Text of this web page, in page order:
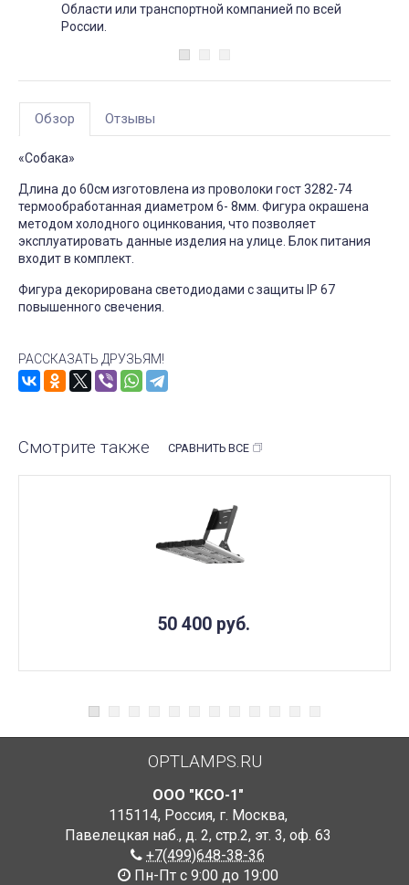
Области или транспортной компанией по всей
России.
Обзор Отзывы
«Собака»
Длина до 60см изготовлена из проволоки гост 3282-74
термообработанная диаметром 6- 8мм. Фигура окрашена
методом холодного оцинкования, что позволяет
эксплуатировать данные изделия на улице. Блок питания
входит в комплект.
Фигура декорирована светодиодами с защиты IP 67
повышенного свечения.
РАССКАЗАТЬ ДРУЗЬЯМ!
Смотрите также СРАВНИТЬ ВСЕ
50 400 руб.
OPTLAMPS.RU
ООО "КСО-1"
115114, Россия, г. Москва,
Павелецкая наб., д. 2, стр.2, эт. 3, оф. 63
+7(499)648-38-36
Пн-Пт с 9:00 до 19:00